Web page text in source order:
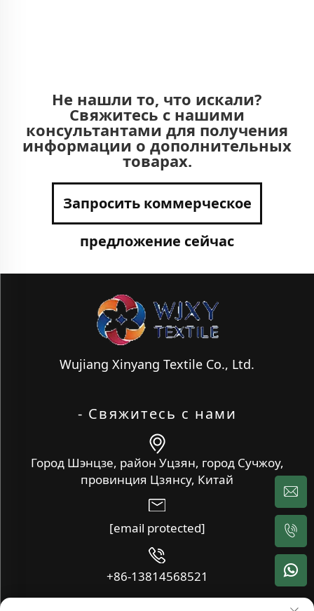
Не нашли то, что искали?
Свяжитесь с нашими
консультантами для получения
информации о дополнительных
товарах.
Запросить коммерческое
предложение сейчас
Wujiang Xinyang Textile Co., Ltd.
- Свяжитесь с нами
Город Шэнцзе, район Уцзян, город Сучжоу,
провинция Цзянсу, Китай
[email protected]
+86-13814568521